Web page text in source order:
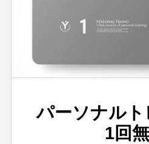
パーソナル
1回